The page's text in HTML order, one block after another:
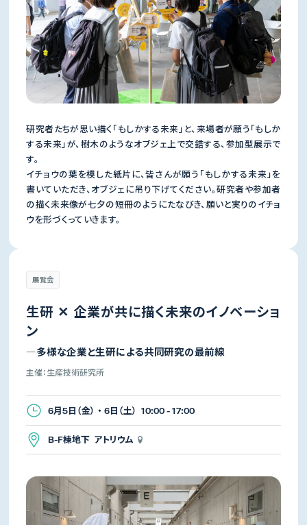
研究者たちが思い描く「もしかする未来」と、来場者が願う「もしか
する未来」が、樹木のようなオブジェ上で交錯する、参加型展示で
す。
イチョウの葉を模した紙片に、皆さんが願う「もしかする未来」を
書いていただき、オブジェに吊り下げてください。研究者や参加者
の描く未来像が七夕の短冊のようにたなびき、願いと実りのイチョ
ウを形づくっていきます。
展覧会
生研 ✕ 企業が共に描く未来のイノベーショ
ン
―多様な企業と生研による共同研究の最前線
主催：生産技術研究所
6月5日（金） ・ 6日（土） 10:00 - 17:00
B-F棟地下 アトリウム